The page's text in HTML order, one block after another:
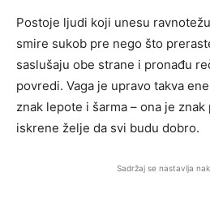
Postoje ljudi koji unesu
smire sukob pre nego što
saslušaju obe strane i pronađu
povredi. Vaga je upravo takva
znak lepote i šarma – ona je
iskrene želje da svi budu dobro.
Sadržaj se nastavlja